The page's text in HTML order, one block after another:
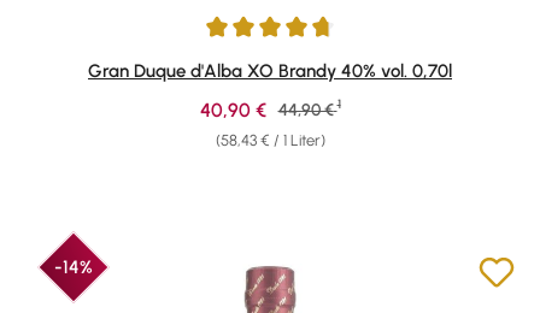
Durchschnittliche Bewertung von 4.79 von 5 Sternen
Gran Duque d'Alba XO Brandy 40% vol. 0,70l
(58,43 € / 1 Liter)
Verkaufspreis:
40,90 € Regulärer Preis:
44,90 € 1
-14%